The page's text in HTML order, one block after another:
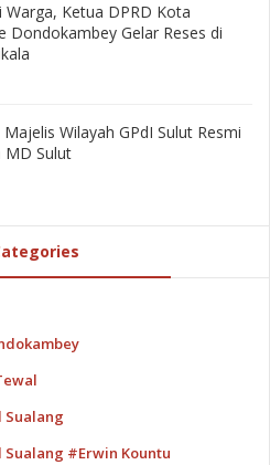
Warga, Ketua DPRD Kota
Dondokambey Gelar Reses di
Wilayah GPdI Sulut Resmi
MD Sulut
#Erwin Kountu